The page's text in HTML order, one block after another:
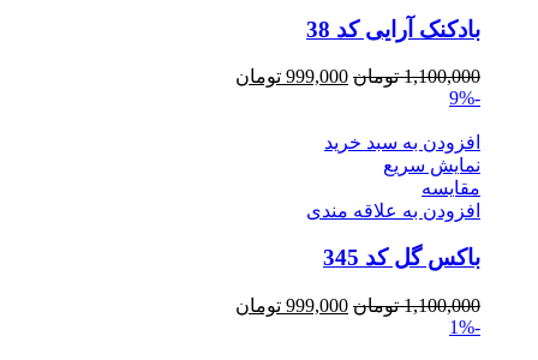
بادکنک آرایی کد 38
1,100,000 تومان Original
1,100,000 تومان.
999,000 تومان
-9%
افزودن به سبد خرید
نمایش سریع
مقايسه
افزودن به علاقه مندی
باکس گل کد 345
1,100,000 تومان Original
999,000 تومان
-1%